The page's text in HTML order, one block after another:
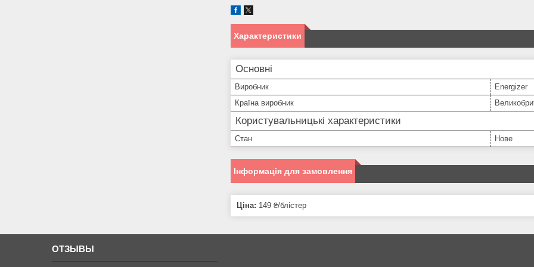
Характеристики
Основні
Виробник
Energizer
Країна виробник
Користувальницькі характеристики
Стан Нове
Інформація для замовлення
Ціна: 149 ₴/блістер
ОТЗЫВЫ